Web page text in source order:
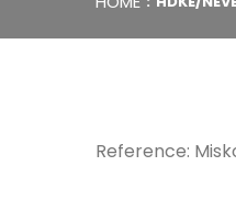
Reference: